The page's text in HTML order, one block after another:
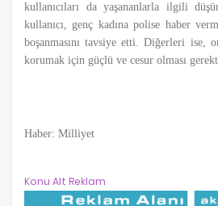
kullanıcıları da yaşananlarla ilgili
kullanıcı, genç kadına polise haber
boşanmasını tavsiye etti. Diğerleri ise,
korumak için güçlü ve cesur olması
Haber: Milliyet
Konu Alt Reklam